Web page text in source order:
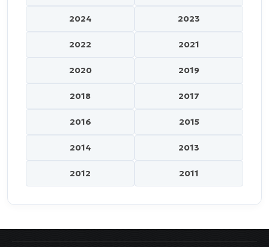
2024 2023
2022 2021
2020 2019
2018 2017
2016 2015
2014 2013
2012 2011